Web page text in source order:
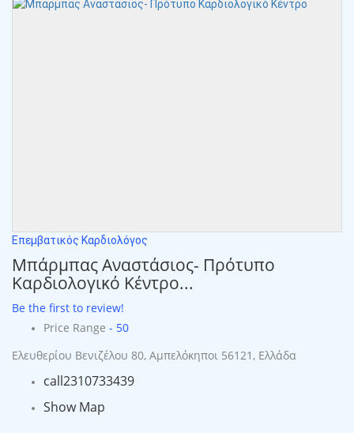
Επεμβατικός Καρδιολόγος
Μπάρμπας Αναστάσιος- Πρότυπο
Καρδιολογικό Κέντρο...
Be the first to review!
Price Range - 50
Ελευθερίου Βενιζέλου 80, Αμπελόκηποι 56121, Ελλάδα
call2310733439
Show Map